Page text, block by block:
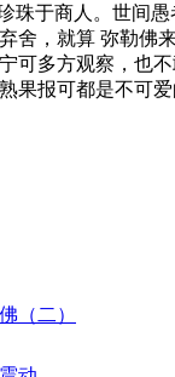
于商人。世间愚
，就算 弥勒佛
可多方观察，也
果报可都是不可
（二）